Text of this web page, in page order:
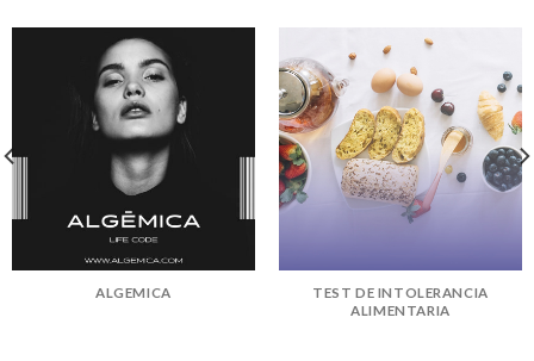
ALGEMICA
TEST DE INTOLERANCIA
ALIMENTARIA